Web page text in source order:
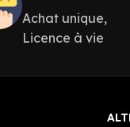
Achat unique,
Licence à vie